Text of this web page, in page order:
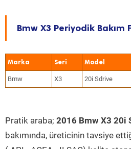
Bmw X3 Periyodik Bakım
Marka Seri Model
Bmw X3 20i Sdrive
Pratik araba; 2016 Bmw X3 20i
bakımında, üreticinin tavsiye